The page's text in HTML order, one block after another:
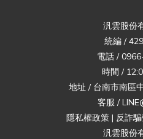
汎雲股份
統編 /
電話 /
時間 /
地址 / 台南市南區
客服 / LINE
隱私權政策 | 反詐
汎雲股份